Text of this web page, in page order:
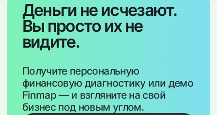
Деньги не исчезают.
Вы просто их не
видите.
Получите персональную
финансовую диагностику или демо
Finmap — и взгляните на свой
бизнес под новым углом.